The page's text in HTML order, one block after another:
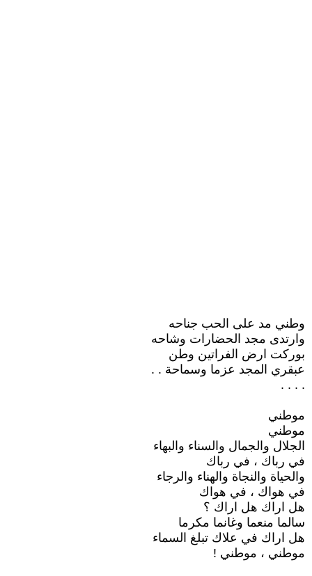
وطني مد على الحب جناحه
وارتدى مجد الحضارات وشاحه
بوركت ارض الفراتين وطن
عبقري المجد عزما وسماحة . .
. . . .
موطني
موطني
الجلال والجمال والسناء والبهاء
في رباك ، في رباك
والحياة والنجاة والهناء والرجاء
في هواك ، في هواك
هل اراك هل اراك ؟
سالما منعما وغانما مكرما
هل اراك في علاك تبلغ السماء
موطني ، موطني !